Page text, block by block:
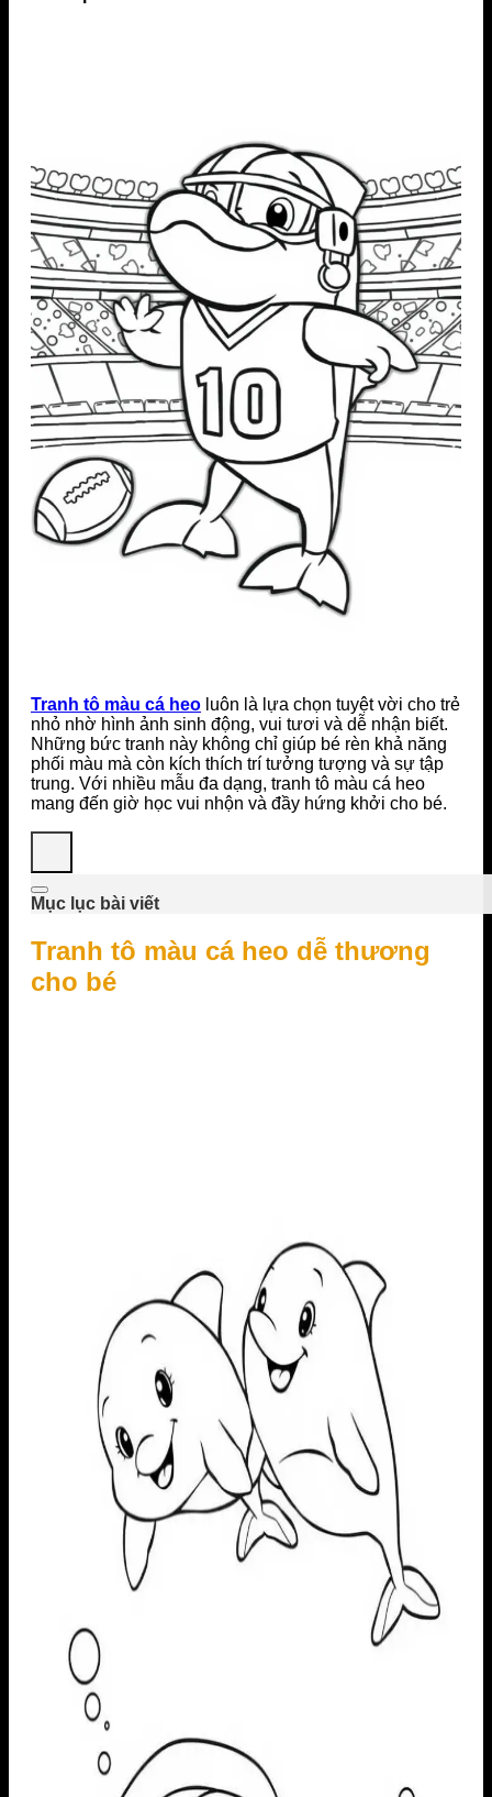
Tranh tô màu cá heo luôn là lựa chọn tuyệt vời cho trẻ
nhỏ nhờ hình ảnh sinh động, vui tươi và dễ nhận biết.
Những bức tranh này không chỉ giúp bé rèn khả năng
phối màu mà còn kích thích trí tưởng tượng và sự tập
trung. Với nhiều mẫu đa dạng, tranh tô màu cá heo
mang đến giờ học vui nhộn và đầy hứng khởi cho bé.
Mục lục bài viết
Tranh tô màu cá heo dễ thương
cho bé